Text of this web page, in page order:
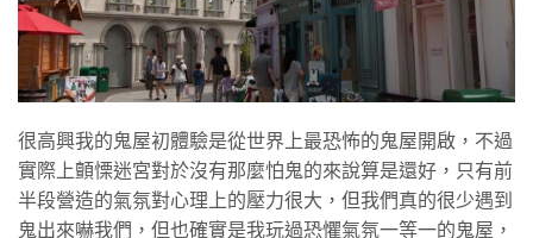
很高興我的鬼屋初體驗是從世界上最恐怖的鬼屋開啟，不過
實際上顫慄迷宮對於沒有那麼怕鬼的來說算是還好，只有前
半段營造的氣氛對心理上的壓力很大，但我們真的很少遇到
鬼出來嚇我們，但也確實是我玩過恐懼氣氛一等一的鬼屋，